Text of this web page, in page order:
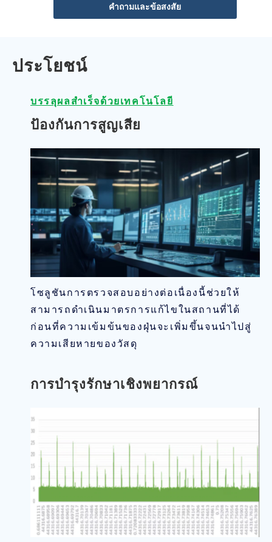
คำถามและข้อสงสัย
ประโยชน์
บรรลุผลสำเร็จด้วยเทคโนโลยี
ป้องกันการสูญเสีย
โซลูชันการตรวจสอบอย่างต่อเนื่องนี้ช่วยให้
สามารถดำเนินมาตรการแก้ไขในสถานที่ได้
ก่อนที่ความเข้มข้นของฝุ่นจะเพิ่มขึ้นจนนำไปสู่
ความเสียหายของวัสดุ
การบำรุงรักษาเชิงพยากรณ์